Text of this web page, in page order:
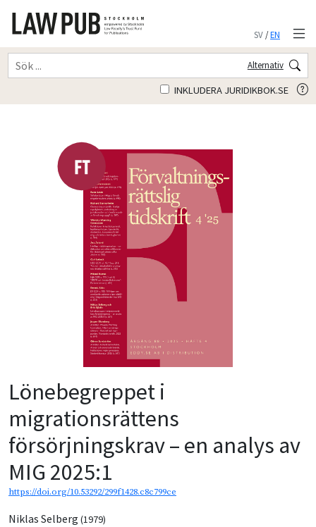
SV/EN
Alternativ
INKLUDERA JURIDIKBOK.SE
Lönebegreppet i
migrationsrättens
försörjningskrav – en analys av
MIG 2025:1
https://doi.org/10.53292/299f1428.c8c799ce
Niklas Selberg (1979)